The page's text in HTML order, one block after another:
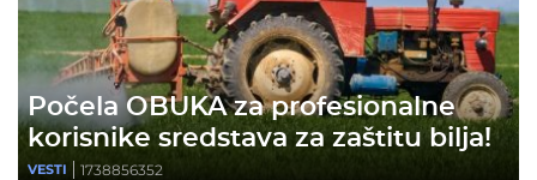
Počela OBUKA za profesionalne
korisnike sredstava za zaštitu bilja!
VESTI 1738856352